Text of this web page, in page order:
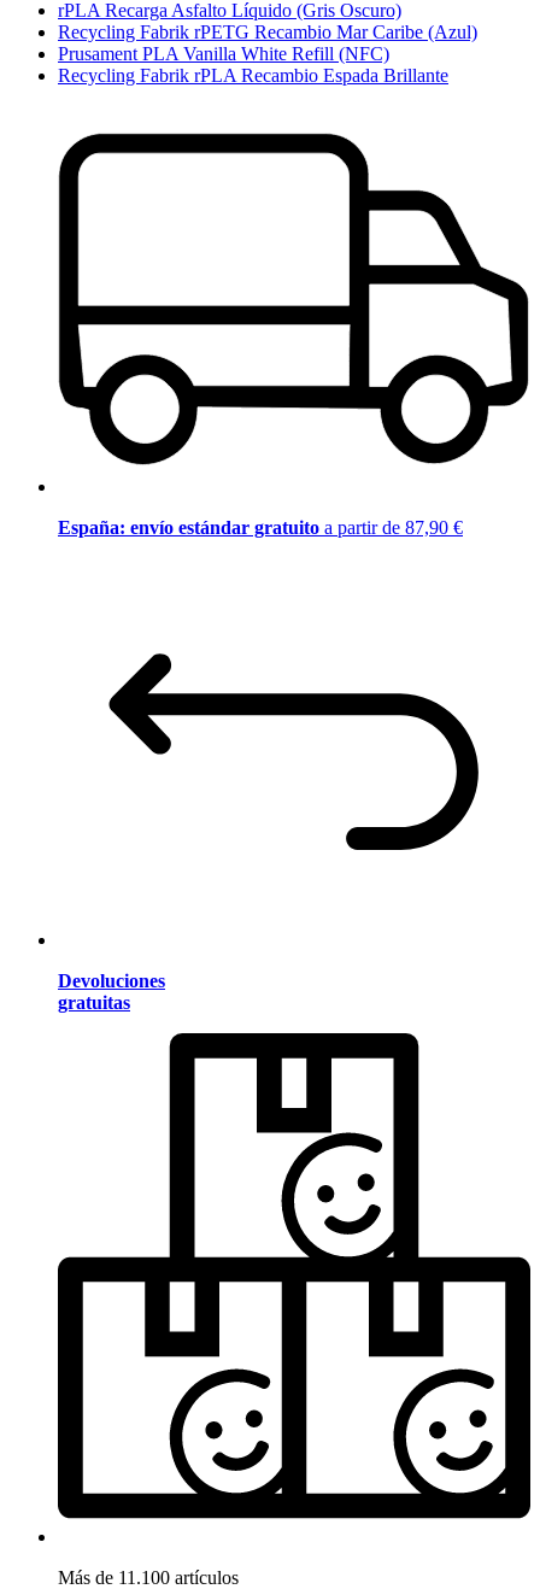
rPLA Recarga Asfalto Líquido (Gris Oscuro)
Recycling Fabrik rPETG Recambio Mar Caribe (Azul)
Prusament PLA Vanilla White Refill (NFC)
Recycling Fabrik rPLA Recambio Espada Brillante
España: envío estándar gratuito a partir de 87,90 €
Devoluciones
gratuitas
Más de 11.100 artículos